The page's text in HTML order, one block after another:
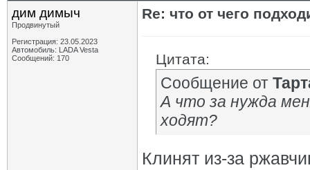
дим димыч
Продвинутый
Регистрация: 23.05.2023
Автомобиль: LADA Vesta
Сообщений: 170
Re: что от чего
Цитата:
Сообщение от
А что за нужда
ходят?
Клинят из-за